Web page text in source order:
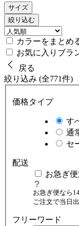
サイズ
絞り込む
カラーをまとめ
お気に入りブラ
戻る
絞り込み (全771件)
価格タイプ
す
通
セ
配送
お急ぎ
お急ぎ便なら
ご注文で当日
フリーワード